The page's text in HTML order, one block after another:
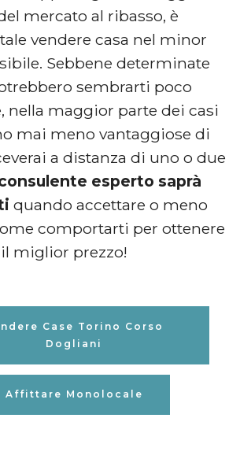
mercato al ribasso, è
vendere casa nel minor
Sebbene determinate
sembrarti poco
nella maggior parte dei casi
mai meno vantaggiose di
a distanza di uno o due
esperto saprà
quando accettare o meno
comportarti per ottenere
il miglior prezzo!
Case Torino Corso
Dogliani
Affittare Monolocale